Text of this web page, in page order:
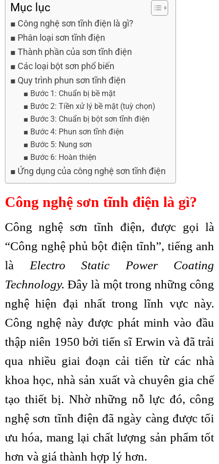
Mục lục
Công nghệ sơn tĩnh điện là gì?
Phân loại sơn tĩnh điện
Thành phần của sơn tĩnh điện
Các loại bột sơn phổ biến
Quy trình phun sơn tĩnh điện
Bước 1: Chuẩn bị bề mặt
Bước 2: Tiền xử lý bề mặt (tuỳ chọn)
Bước 3: Chuẩn bị bột sơn tĩnh điện
Bước 4: Phun sơn tĩnh điện
Bước 5: Nung sơn
Bước 6: Hoàn thiện
Ứng dụng của công nghệ sơn tĩnh điện
Công nghệ sơn tĩnh điện là gì?
Công nghệ sơn tĩnh điện, được gọi là
“Công nghệ phủ bột điện tĩnh”, tiếng anh
là Electro Static Power Coating
Technology.Đây là một trong những công
nghệ hiện đại nhất trong lĩnh vực này.
Công nghệ này được phát minh vào đầu
thập niên 1950 bởi tiến sĩ Erwin và đã trải
qua nhiều giai đoạn cải tiến từ các nhà
khoa học, nhà sản xuất và chuyên gia chế
tạo thiết bị. Nhờ những nỗ lực đó, công
nghệ sơn tĩnh điện đã ngày càng được tối
ưu hóa, mang lại chất lượng sản phẩm tốt
hơn và giá thành hợp lý hơn.